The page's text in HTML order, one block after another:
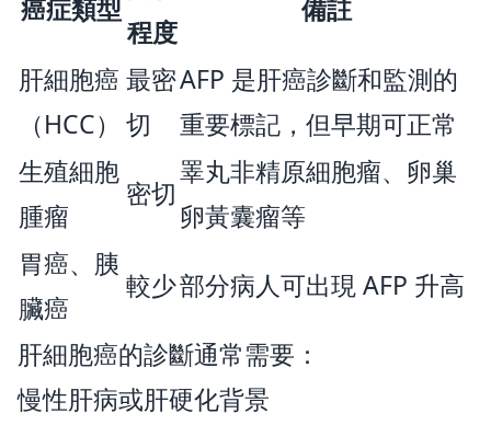
癌症類型
程度
備註
肝細胞癌
（HCC）
最密
切
AFP 是肝癌診斷和監測的
重要標記，但早期可正常
生殖細胞
腫瘤
密切
睪丸非精原細胞瘤、卵巢
卵黃囊瘤等
胃癌、胰
臟癌
較少部分病人可出現 AFP 升高
肝細胞癌的診斷通常需要：
慢性肝病或肝硬化背景